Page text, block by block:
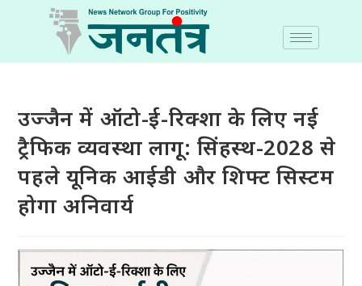
उज्जैन में ऑटो-ई-रिक्शा के लिए नई
ट्रैफिक व्यवस्था लागू: सिंहस्थ-2028 से
पहले यूनिक आईडी और शिफ्ट सिस्टम
होगा अनिवार्य